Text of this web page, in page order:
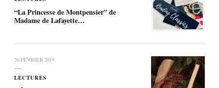
“La Princesse de Montpensier” de
Madame de Lafayette…
20 FÉVRIER 2019
LECTURES